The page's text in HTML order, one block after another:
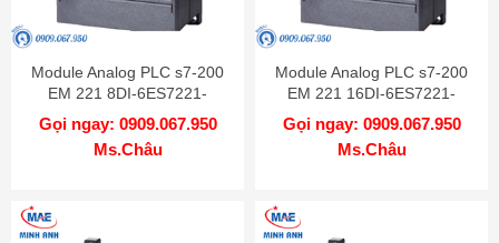
Module Analog PLC s7-200
EM 221 8DI-6ES7221-
1BF22-0XA0
Gọi ngay: 0909.067.950
Ms.Châu
Module Analog PLC s7-200
EM 221 16DI-6ES7221-
1BH22-0XA0
Gọi ngay: 0909.067.950
Ms.Châu